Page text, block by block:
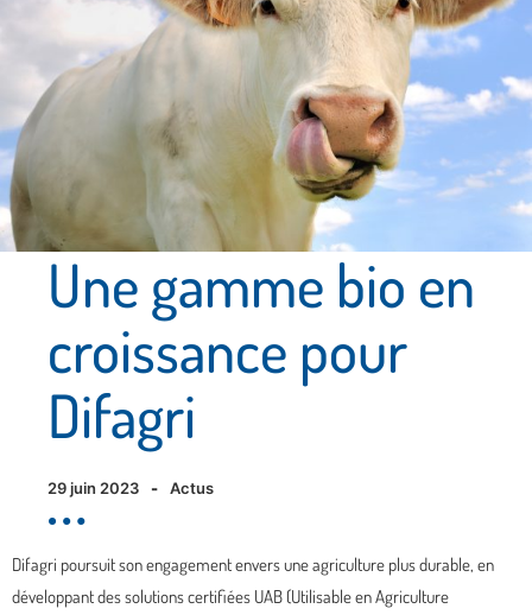
Une gamme bio en
croissance pour
Difagri
29 juin 2023 - Actus
Difagri poursuit son engagement envers une agriculture plus durable, en
développant des solutions certifiées UAB (Utilisable en Agriculture